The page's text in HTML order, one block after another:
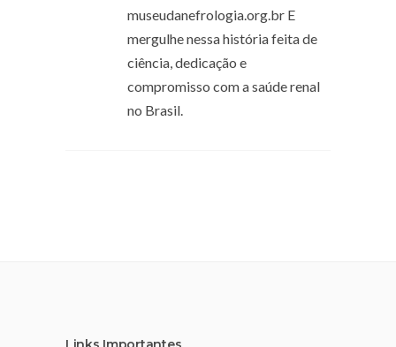
museudanefrologia.org.br E
mergulhe nessa história feita de
ciência, dedicação e
compromisso com a saúde renal
no Brasil.